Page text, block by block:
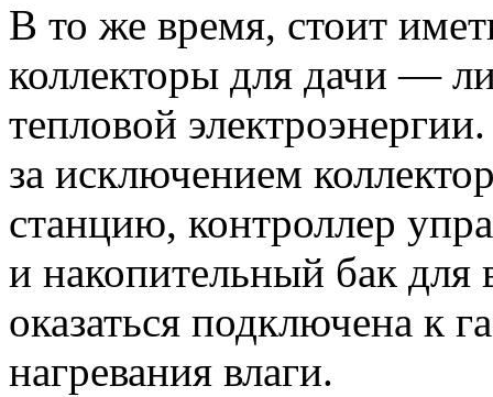
В то же время, стоит
коллекторы для дачи —
тепловой
за исключением
станцию, контроллер
и накопительный бак для
оказаться подключена к
нагревания влаги.